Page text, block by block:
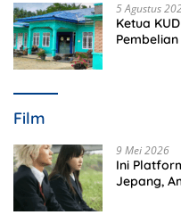
5 Agustus
Ketua
Film
9 Mei 2026
Ini
Jepang,